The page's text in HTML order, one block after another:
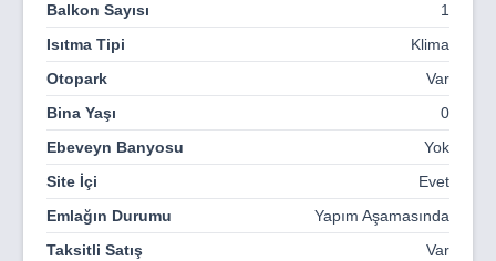
Balkon Sayısı
1
Isıtma Tipi
Klima
Otopark
Var
Bina Yaşı
0
Ebeveyn Banyosu
Yok
Site İçi
Evet
Emlağın Durumu
Yapım Aşamasında
Taksitli Satış
Var